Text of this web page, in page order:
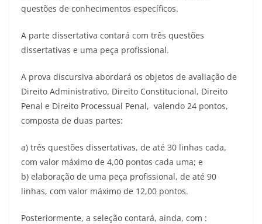
questões de conhecimentos específicos.
A parte dissertativa contará com três questões
dissertativas e uma peça profissional.
A prova discursiva abordará os objetos de avaliação de
Direito Administrativo, Direito Constitucional, Direito
Penal e Direito Processual Penal, valendo 24 pontos,
composta de duas partes:
a) três questões dissertativas, de até 30 linhas cada,
com valor máximo de 4,00 pontos cada uma; e
b) elaboração de uma peça profissional, de até 90
linhas, com valor máximo de 12,00 pontos.
Posteriormente, a seleção contará, ainda, com :